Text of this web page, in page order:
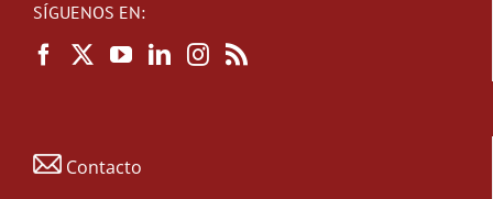
SÍGUENOS EN:
Contacto